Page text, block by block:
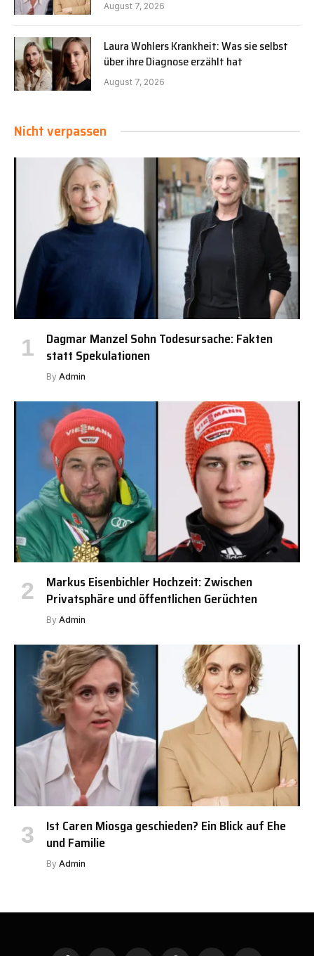
August 7, 2026
Laura Wohlers Krankheit: Was sie selbst
über ihre Diagnose erzählt hat
August 7, 2026
Nicht verpassen
Dagmar Manzel Sohn Todesursache: Fakten
statt Spekulationen
By Admin
Markus Eisenbichler Hochzeit: Zwischen
Privatsphäre und öffentlichen Gerüchten
By Admin
Ist Caren Miosga geschieden? Ein Blick auf Ehe
und Familie
By Admin